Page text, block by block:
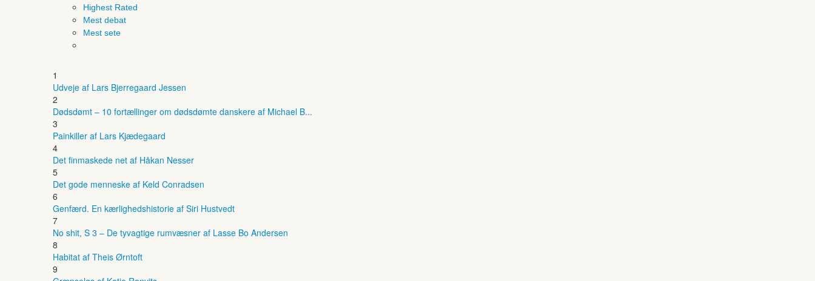
Highest Rated
Mest debat
Mest sete
1
Udveje af Lars Bjerregaard Jessen
2
Dødsdømt – 10 fortællinger om dødsdømte danskere af Michael B...
3
Painkiller af Lars Kjædegaard
4
Det finmaskede net af Håkan Nesser
5
Det gode menneske af Keld Conradsen
6
Genfærd. En kærlighedshistorie af Siri Hustvedt
7
No shit, S 3 – De tyvagtige rumvæsner af Lasse Bo Andersen
8
Habitat af Theis Ørntoft
9